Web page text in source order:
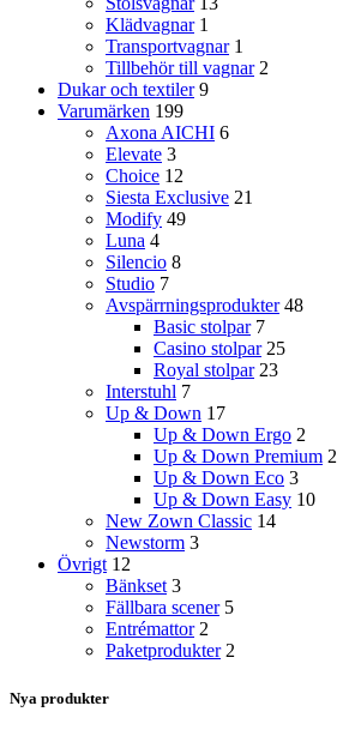
Klädvagnar 1
Transportvagnar 1
Tillbehör till vagnar 2
Dukar och textiler 9
Varumärken 199
Axona AICHI 6
Elevate 3
Choice 12
Siesta Exclusive 21
Modify 49
Luna 4
Silencio 8
Studio 7
Avspärrningsprodukter 48
Basic stolpar 7
Casino stolpar 25
Royal stolpar 23
Interstuhl 7
Up & Down 17
Up & Down Ergo 2
Up & Down Premium 2
Up & Down Eco 3
Up & Down Easy 10
New Zown Classic 14
Newstorm 3
Övrigt 12
Bänkset 3
Fällbara scener 5
Entrémattor 2
Paketprodukter 2
Nya produkter